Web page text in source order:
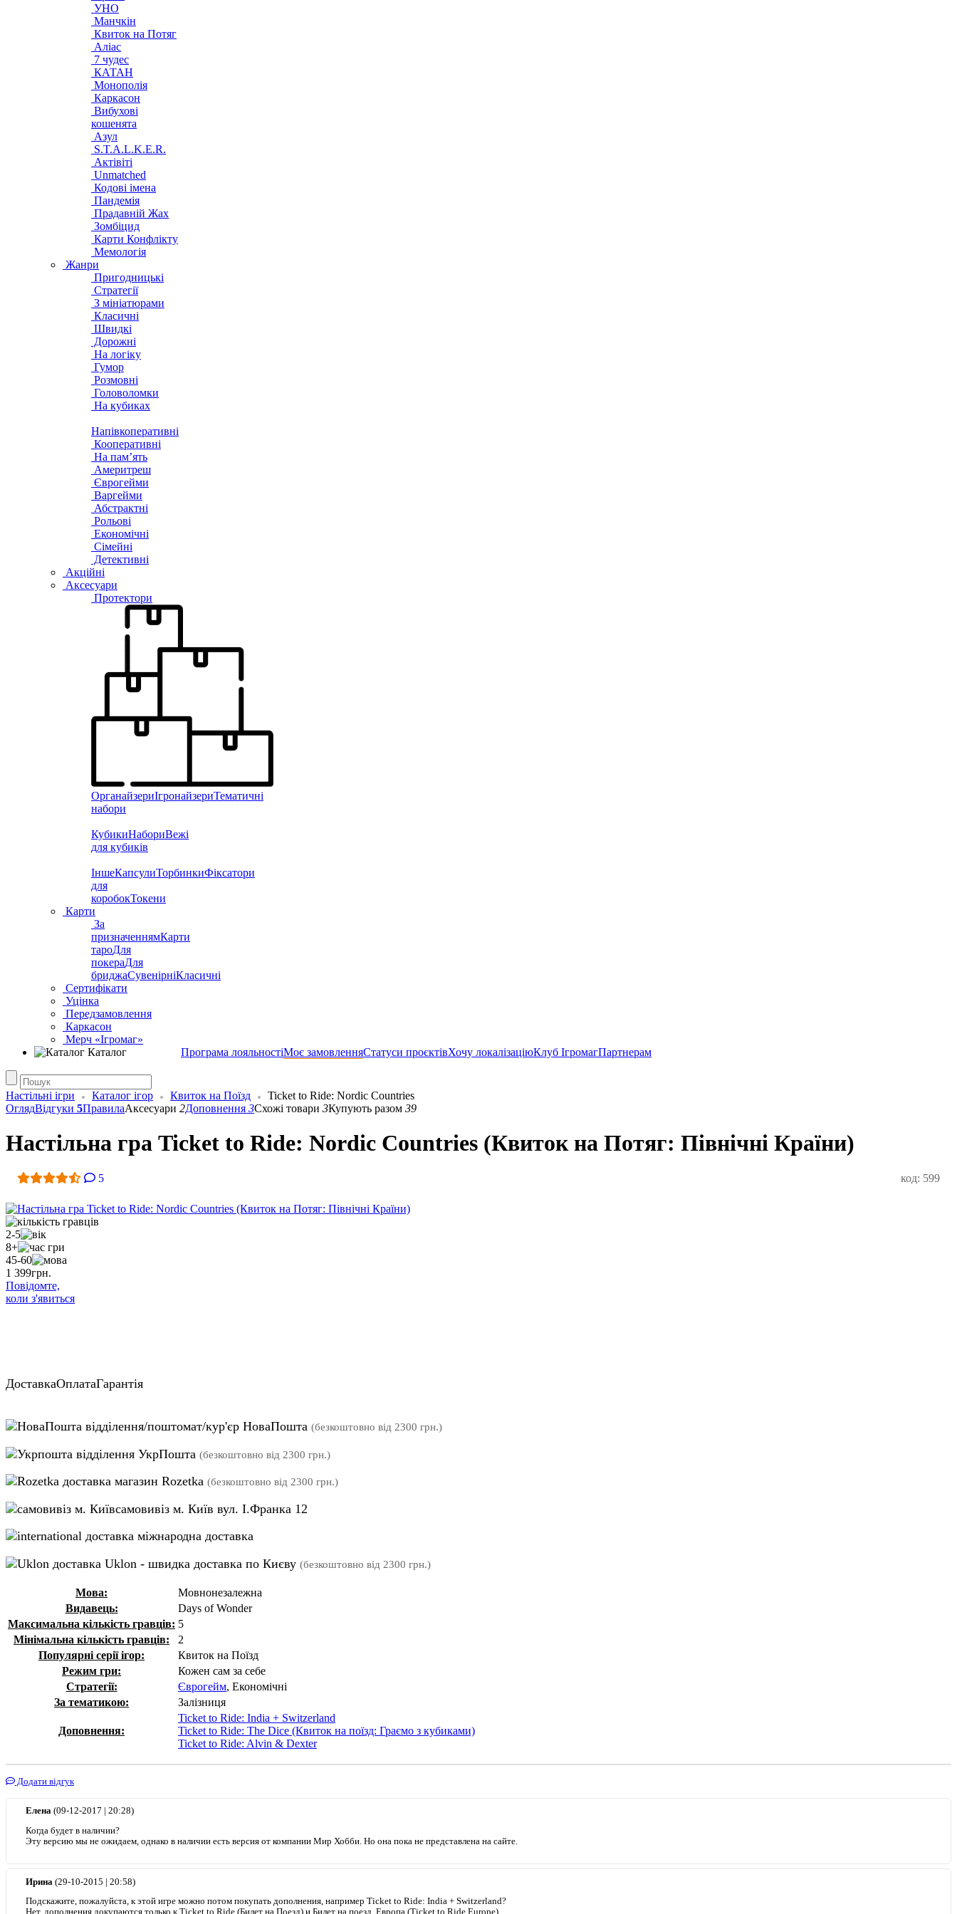
УНО
Манчкін
Квиток на Потяг
Аліас
7 чудес
КАТАН
Монополія
Каркасон
Вибухові
кошенята
Азул
S.T.A.L.K.E.R.
Актівіті
Unmatched
Кодові імена
Пандемія
Прадавній Жах
Зомбіцид
Карти Конфлікту
Мемологія
Жанри
Пригодницькі
Стратегії
З мініатюрами
Класичні
Швидкі
Дорожні
На логіку
Гумор
Розмовні
Головоломки
На кубиках
Напівкоперативні
Кооперативні
На пам’ять
Америтреш
Єврогейми
Варгейми
Абстрактні
Рольові
Економічні
Сімейні
Детективні
Акційні
Аксесуари
Протектори
ОрганайзериІгронайзериТематичні
набори
КубикиНабориВежі
для кубиків
ІншеКапсулиТорбинкиФіксатори
для
коробокТокени
Карти
За
призначеннямКарти
тароДля
покераДля
бриджаСувенірніКласичні
Сертифікати
Уцінка
Передзамовлення
Каркасон
Мерч «Ігромаг»
Каталог
Програма лояльностіМоє замовленняСтатуси проєктівХочу локалізаціюКлуб ІгромагПартнерам
Настільні ігри Каталог ігор Квиток на Поїзд
Ticket to Ride: Nordic Countries
ОглядВідгуки 5ПравилаАксесуари 2Доповнення 3Схожі товари 3Купують разом 39
Настільна гра Ticket to Ride: Nordic Countries (Квиток на Потяг: Північні Країни)
5 код: 599
2-5
8+
45-60
1 399грн.
Повідомте,
коли з'явиться
ДоставкаОплатаГарантія
відділення/поштомат/кур'єр НоваПошта (безкоштовно від 2300 грн.)
відділення УкрПошта (безкоштовно від 2300 грн.)
магазин Rozetka (безкоштовно від 2300 грн.)
самовивіз м. Київ вул. І.Франка 12
міжнародна доставка
Uklon - швидка доставка по Києву (безкоштовно від 2300 грн.)
Мова:
Мовнонезалежна
Видавець:
Days of Wonder
Максимальна кількість гравців: 5
Мінімальна кількість гравців:
2
Популярні серії ігор:
Квиток на Поїзд
Режим гри:
Кожен сам за себе
Стратегії:
Єврогейм, Економічні
За тематикою:
Залізниця
Доповнення:
Ticket to Ride: India + Switzerland
Ticket to Ride: The Dice (Квиток на поїзд: Граємо з кубиками)
Ticket to Ride: Alvin & Dexter
Додати відгук
Елена (09-12-2017 | 20:28)
Когда будет в наличии?
Эту версию мы не ожидаем, однако в наличии есть версия от компании Мир Хобби. Но она пока не представлена на сайте.
Ирина (29-10-2015 | 20:58)
Подскажите, пожалуйста, к этой игре можно потом покупать дополнения, например Ticket to Ride: India + Switzerland?